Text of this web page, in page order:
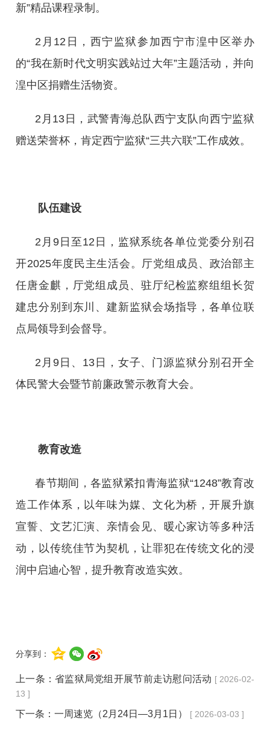
新”精品课程录制。
2月12日，西宁监狱参加西宁市湟中区举办
的“我在新时代文明实践站过大年”主题活动，并向
湟中区捐赠生活物资。
2月13日，武警青海总队西宁支队向西宁监狱
赠送荣誉杯，肯定西宁监狱“三共六联”工作成效。
队伍建设
‎2月9日至12日，监狱系统各单位党委分别召
开2025年度民主生活会。厅党组成员、政治部主
任唐金麒，厅党组成员、驻厅纪检监察组组长贺
建忠分别到东川、建新监狱会场指导，各单位联
点局领导到会督导。
2月9日、13日，女子、门源监狱分别召开全
体民警大会暨节前廉政警示教育大会。
教育改造
‎春节期间，各监狱紧扣青海监狱“1248”教育改
造工作体系，以年味为媒、文化为桥，开展升旗
宣誓、文艺汇演、亲情会见、暖心家访等多种活
动，以传统佳节为契机，让罪犯在传统文化的浸
润中启迪心智，提升教育改造实效。
分享到：
上一条：省监狱局党组开展节前走访慰问活动 [ 2026-02-
13 ]
下一条：一周速览（2月24日—3月1日） [ 2026-03-03 ]